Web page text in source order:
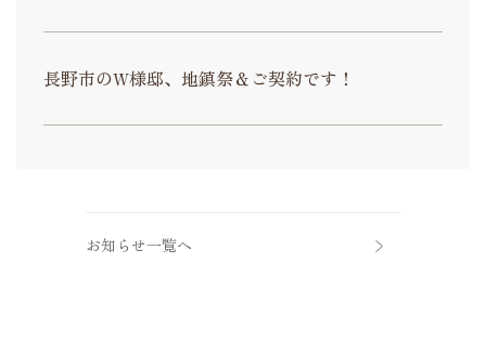
長野市のW様邸、地鎮祭＆ご契約です！
お知らせ一覧へ